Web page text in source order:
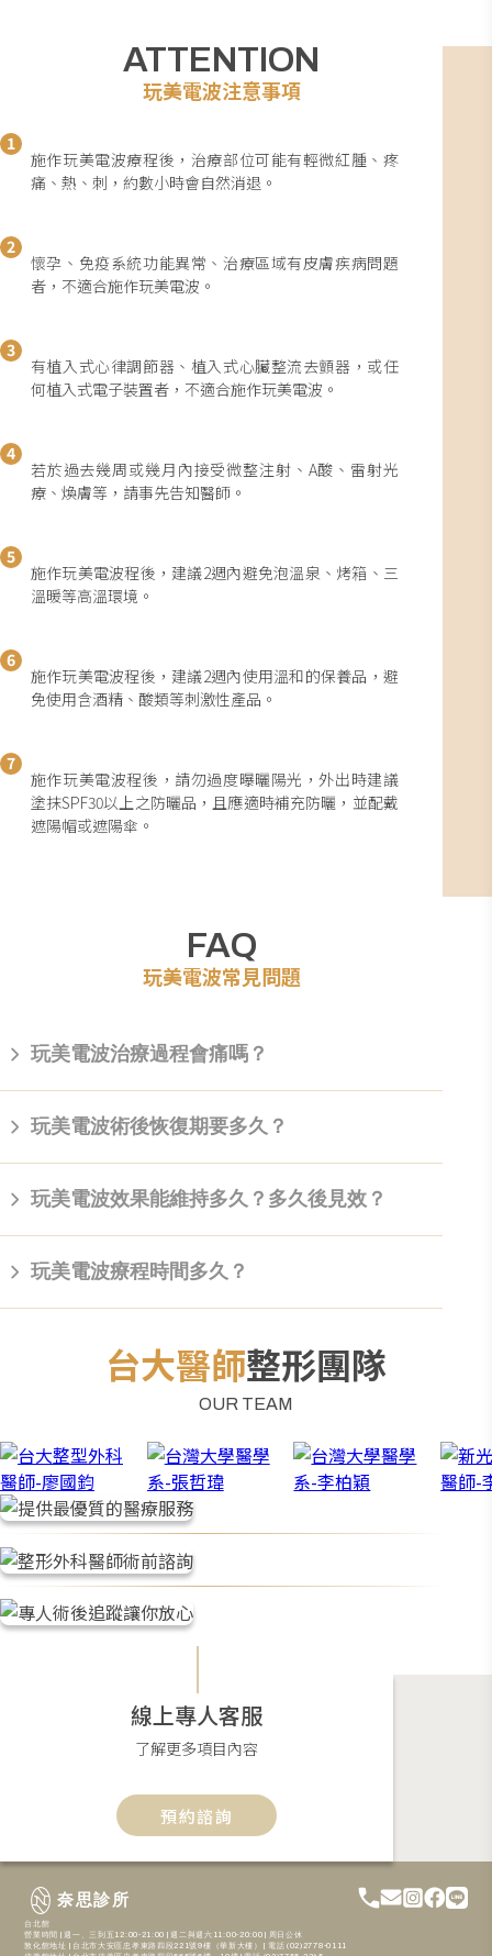
ATTENTION
玩美電波注意事項
1
施作玩美電波療程後，治療部位可能有輕微紅腫、疼
痛、熱、刺，約數小時會自然消退。
2
懷孕、免疫系統功能異常、治療區域有皮膚疾病問題
者，不適合施作玩美電波。
3
有植入式心律調節器、植入式心臟整流去顫器，或任
何植入式電子裝置者，不適合施作玩美電波。
4
若於過去幾周或幾月內接受微整注射、A酸、雷射光
療、煥膚等，請事先告知醫師。
5
施作玩美電波程後，建議2週內避免泡溫泉、烤箱、三
溫暖等高溫環境。
6
施作玩美電波程後，建議2週內使用溫和的保養品，避
免使用含酒精、酸類等刺激性產品。
7
施作玩美電波程後，請勿過度曝曬陽光，外出時建議
塗抹SPF30以上之防曬品，且應適時補充防曬，並配戴
遮陽帽或遮陽傘。
FAQ
玩美電波常見問題
玩美電波治療過程會痛嗎？
Oligio玩美電波在治療時會有一點局部的熱痛感，但因為採
用智能噴冷系統+3D震動系統，因此大幅提高提高療程舒適
度；許多患者表示相較於鳳凰電波，玩美電波的痛感較低。
玩美電波術後恢復期要多久？
玩美電波是非侵入性治療，部分的患者在電波保養後會出現
暫時性輕微紅腫，通常在2-24小時內會消退，大多數的人術
後都不需休息即可進行日常活動，也不需特別護理，建議做
好保濕與防曬措施。
玩美電波效果能維持多久？多久後見效？
對於大多數患者，經過單次玩美電波後可改善部分困擾，有
些人會隨著膠原蛋白新生重組期間的2至6個月內感覺效果較
為顯著，可以維持約12個月或以上，視個人膚質狀況與生活
玩美電波療程時間多久？
分鐘內完成，具體治療時間會因發數不同而縮短或延長。
台大醫師整形團隊
OUR TEAM
線上專人客服
了解更多項目內容
預約諮詢
奈思診所
台北館
營業時間 | 週一、三到五12:00-21:00 | 週二與週六11:00-20:00 | 周日公休
敦化館地址 | 台北市大安區忠孝東路四段221號9樓（華新大樓） | 電話 (02)2778-0111